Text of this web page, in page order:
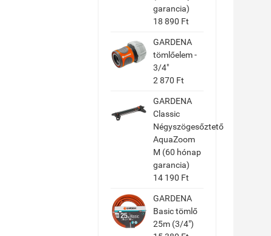
garancia)
18 890 Ft
GARDENA
tömlőelem -
3/4"
2 870 Ft
GARDENA
Classic
Négyszögesőztető
AquaZoom
M (60 hónap
garancia)
14 190 Ft
GARDENA
Basic tömlő
25m (3/4")